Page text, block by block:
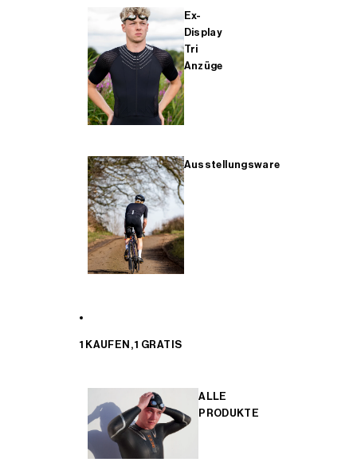
Ex-
Display
Tri
Anzüge
Ausstellungsware
1 KAUFEN, 1 GRATIS
ALLE
PRODUKTE